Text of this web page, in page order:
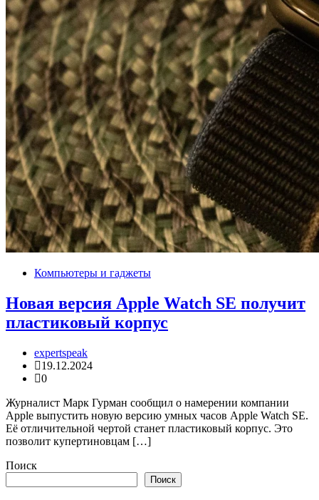
Компьютеры и гаджеты
Новая версия Apple Watch SE получит
пластиковый корпус
expertspeak
19.12.2024
0
Журналист Марк Гурман сообщил о намерении компании
Apple выпустить новую версию умных часов Apple Watch SE.
Её отличительной чертой станет пластиковый корпус. Это
позволит купертиновцам […]
Поиск
Поиск